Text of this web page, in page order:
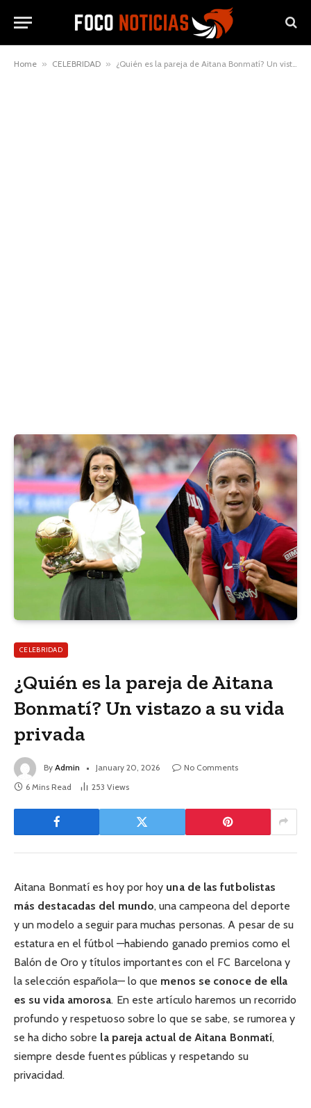
Home » CELEBRIDAD » ¿Quién es la pareja de Aitana Bonmatí? Un vistazo a su vida privada
CELEBRIDAD
¿Quién es la pareja de Aitana
Bonmatí? Un vistazo a su vida
privada
By Admin January 20, 2026
No Comments
6 Mins Read
253 Views
Aitana Bonmatí es hoy por hoy una de las futbolistas
más destacadas del mundo, una campeona del deporte
y un modelo a seguir para muchas personas. A pesar de su
estatura en el fútbol —habiendo ganado premios como el
Balón de Oro y títulos importantes con el FC Barcelona y
la selección española— lo que menos se conoce de ella
es su vida amorosa. En este artículo haremos un recorrido
profundo y respetuoso sobre lo que se sabe, se rumorea y
se ha dicho sobre la pareja actual de Aitana Bonmatí,
siempre desde fuentes públicas y respetando su
privacidad.